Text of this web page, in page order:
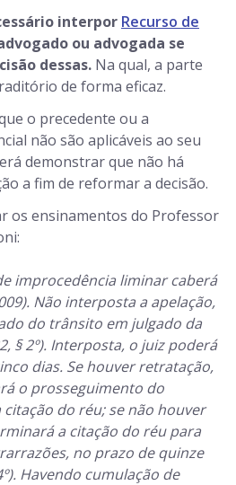
interpor Recurso de
ou advogada se
dessas. Na qual, a parte
de forma eficaz.
o precedente ou a
não são aplicáveis ao seu
demonstrar que não há
a fim de reformar a decisão.
os ensinamentos do Professor
improcedência liminar caberá
Não interposta a apelação,
do trânsito em julgado da
§ 2º). Interposta, o juiz poderá
dias. Se houver retratação,
o prosseguimento do
do réu; se não houver
a citação do réu para
no prazo de quinze
Havendo cumulação de